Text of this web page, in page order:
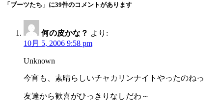
「ブーツたち」に39件のコメントがあります
何の皮かな？ より:
10月 5, 2006 9:58 pm
Unknown
今宵も、素晴らしいチャカリンナイトやったのねっ
友達から歓喜がひっきりなしだわ～